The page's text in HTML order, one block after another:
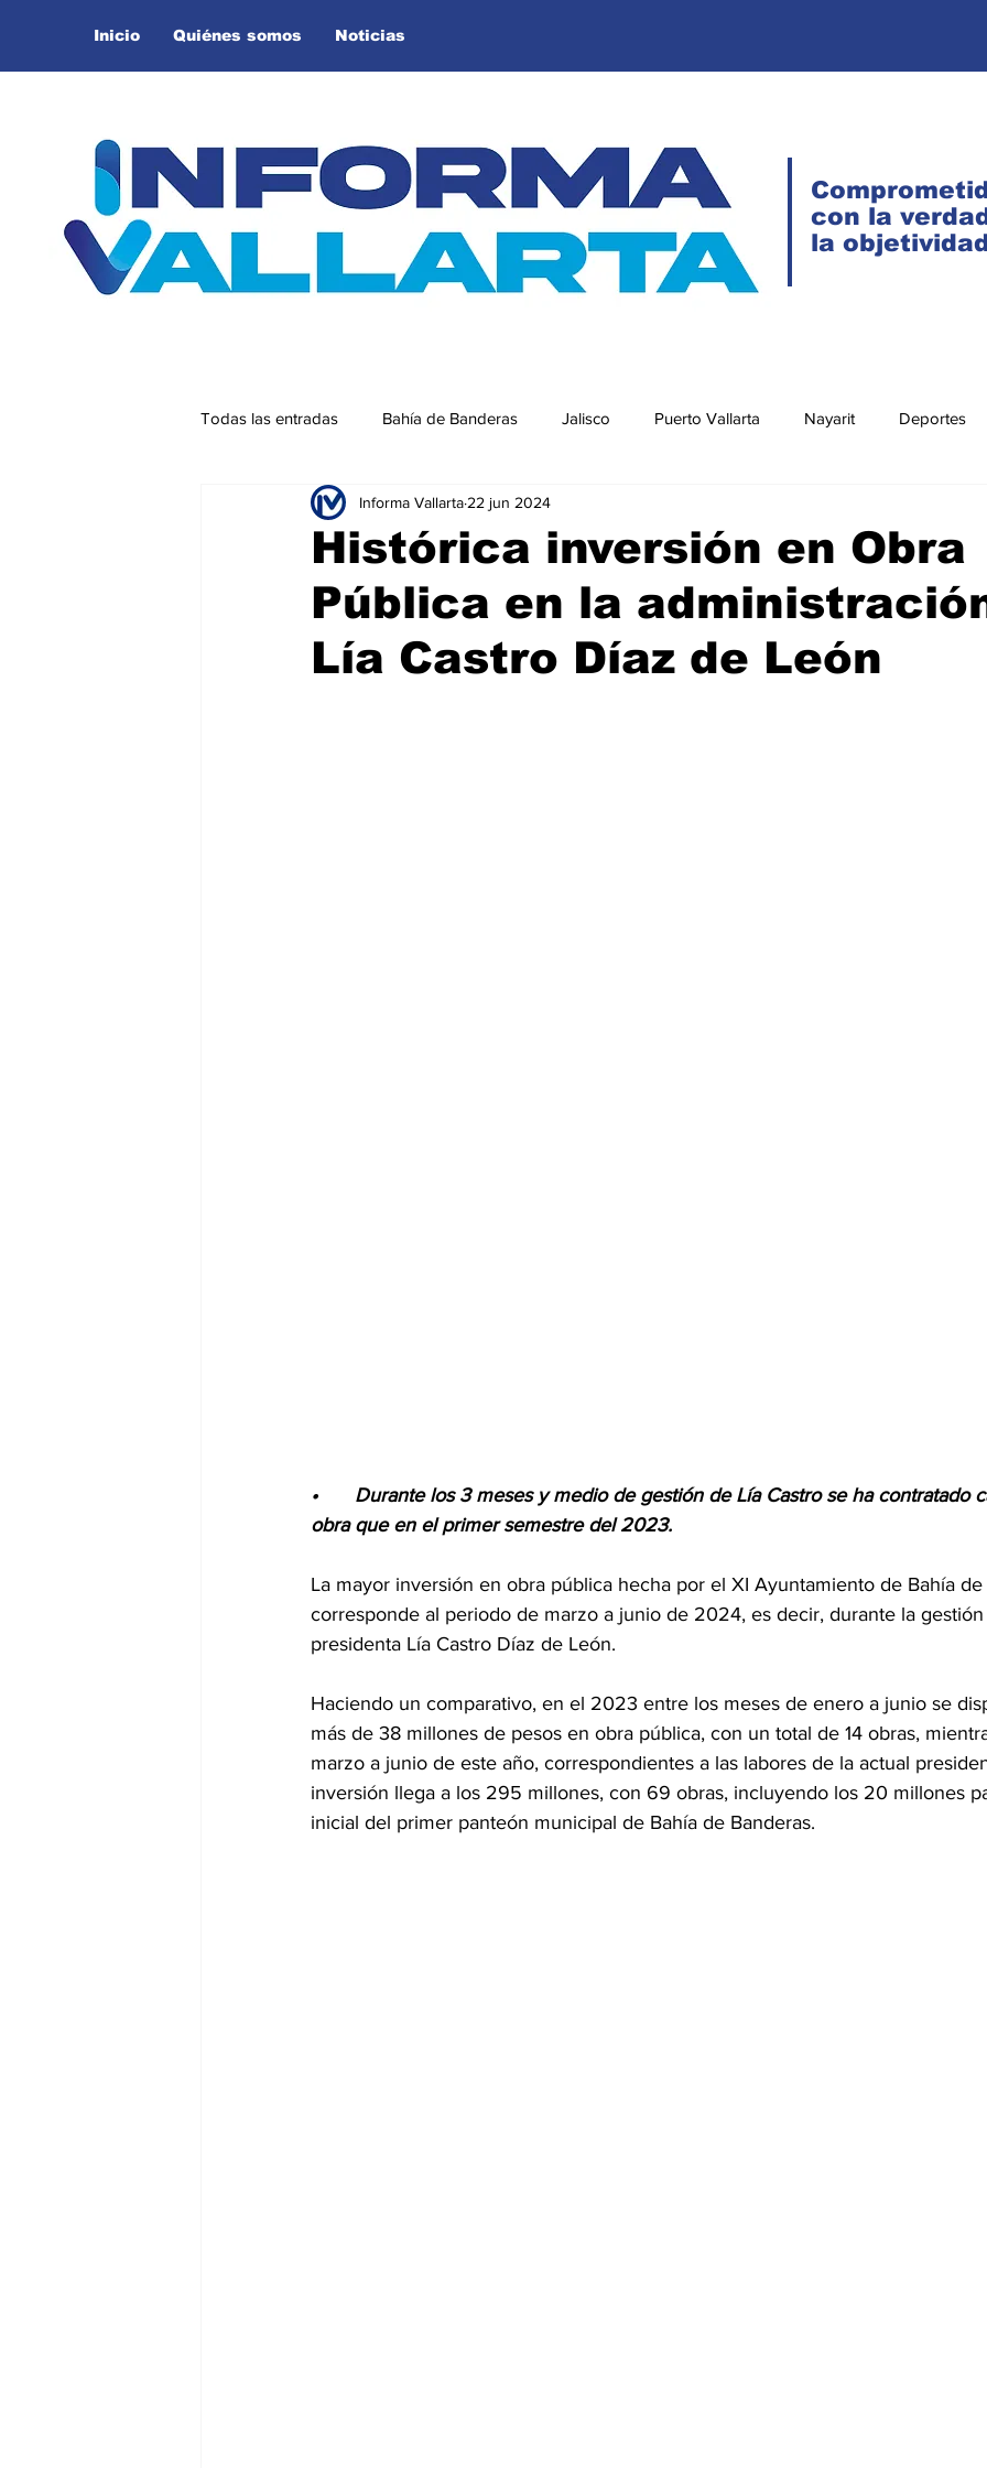
Inicio Quiénes somos Noticias
con la
la
Todas las entradas Bahía de Banderas Jalisco Puerto Vallarta Nayarit Deportes
Educación Seguridad Turismo
Bienes y Raíces Historias de Éxito
Histórica inversión en Obra
Pública en la
Lía Castro Díaz de León
Informa Vallarta 22 jun 2024
•	Durante los 3 meses y medio de gestión de Lía Castro se ha contratado casi 400% más
obra que en el primer semestre del 2023.
La mayor inversión en obra pública hecha por el XI Ayuntamiento de Bahía
corresponde al periodo de marzo a junio de 2024, es decir, durante la
presidenta Lía Castro Díaz de León.
Haciendo un comparativo, en el 2023 entre los meses de enero a junio se
más de 38 millones de pesos en obra pública, con un total de 14 obras,
marzo a junio de este año, correspondientes a las labores de la actual
inversión llega a los 295 millones, con 69 obras, incluyendo los 20 millones
inicial del primer panteón municipal de Bahía de Banderas.